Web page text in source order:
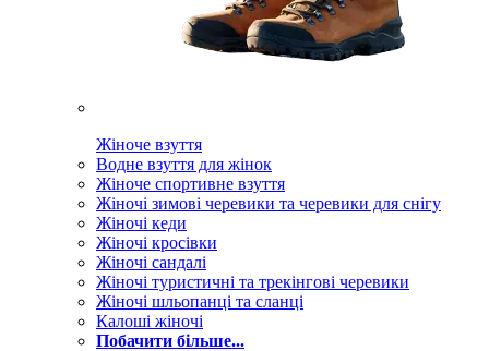
Жіноче взуття
Водне взуття для жінок
Жіноче спортивне взуття
Жіночі зимові черевики та черевики для снігу
Жіночі кеди
Жіночі кросівки
Жіночі сандалі
Жіночі туристичні та трекінгові черевики
Жіночі шльопанці та сланці
Калоші жіночі
Побачити більше...